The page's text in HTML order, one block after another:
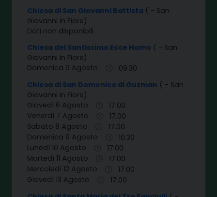
Chiesa di San Giovanni Battista ( - San
Giovanni in Fiore)
Dati non disponibili
Chiesa del Santissimo Ecce Homo ( - San
Giovanni in Fiore)
Domenica 9 Agosto
09.30
Chiesa di San Domenico di Guzman ( - San
Giovanni in Fiore)
Giovedì 6 Agosto
17.00
Venerdì 7 Agosto
17.00
Sabato 8 Agosto
17.00
Domenica 9 Agosto
10.30
Lunedì 10 Agosto
17.00
Martedì 11 Agosto
17.00
Mercoledì 12 Agosto
17.00
Giovedì 13 Agosto
17.00